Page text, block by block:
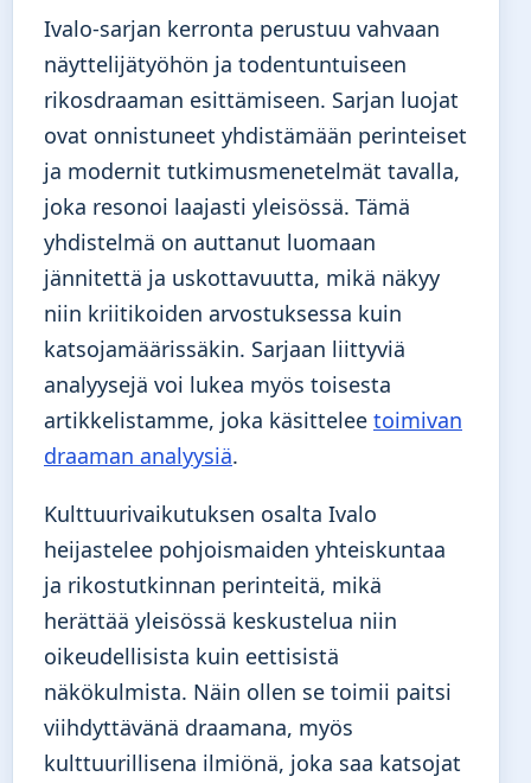
Ivalo-sarjan kerronta perustuu vahvaan
näyttelijätyöhön ja todentuntuiseen
rikosdraaman esittämiseen. Sarjan luojat
ovat onnistuneet yhdistämään perinteiset
ja modernit tutkimusmenetelmät tavalla,
joka resonoi laajasti yleisössä. Tämä
yhdistelmä on auttanut luomaan
jännitettä ja uskottavuutta, mikä näkyy
niin kriitikoiden arvostuksessa kuin
katsojamäärissäkin. Sarjaan liittyviä
analyysejä voi lukea myös toisesta
artikkelistamme, joka käsittelee toimivan
draaman analyysiä.
Kulttuurivaikutuksen osalta Ivalo
heijastelee pohjoismaiden yhteiskuntaa
ja rikostutkinnan perinteitä, mikä
herättää yleisössä keskustelua niin
oikeudellisista kuin eettisistä
näkökulmista. Näin ollen se toimii paitsi
viihdyttävänä draamana, myös
kulttuurillisena ilmiönä, joka saa katsojat